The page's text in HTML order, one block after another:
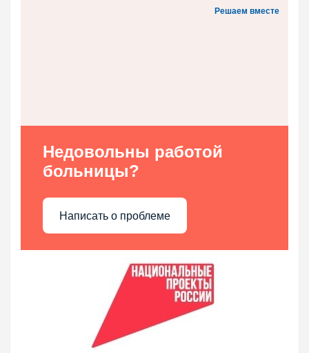
Решаем вместе
Недовольны работой
больницы?
Написать о проблеме